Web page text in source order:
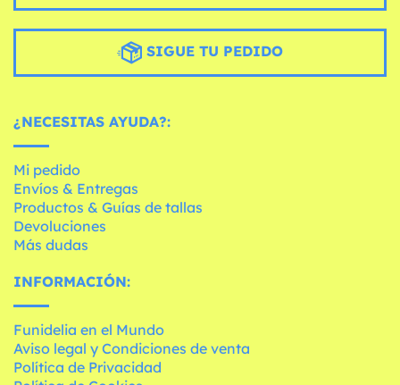
SIGUE TU PEDIDO
¿NECESITAS AYUDA?:
Mi pedido
Envíos & Entregas
Productos & Guías de tallas
Devoluciones
Más dudas
INFORMACIÓN:
Funidelia en el Mundo
Aviso legal y Condiciones de venta
Política de Privacidad